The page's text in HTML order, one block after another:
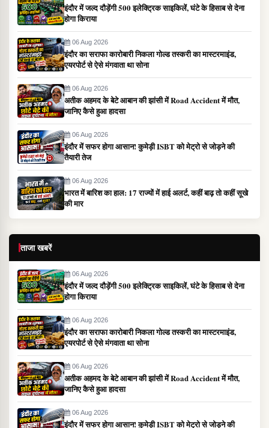
इंदौर में जल्द दौड़ेंगी 500 इलेक्ट्रिक साइकिलें, घंटे के हिसाब से देना
होगा किराया
06 Aug 2026
इंदौर का सराफा कारोबारी निकला गोल्ड तस्करी का मास्टरमाइंड,
एयरपोर्ट से ऐसे मंगवाता था सोना
06 Aug 2026
अतीक अहमद के बेटे आबान की झांसी में Road Accident में मौत,
जानिए कैसे हुआ हादसा
06 Aug 2026
इंदौर में सफर होगा आसान! कुमेड़ी ISBT को मेट्रो से जोड़ने की
तैयारी तेज
06 Aug 2026
भारत में बारिश का हाल: 17 राज्यों में हाई अलर्ट, कहीं बाढ़ तो कहीं सूखे
की मार
ताजा खबरें
06 Aug 2026
इंदौर में जल्द दौड़ेंगी 500 इलेक्ट्रिक साइकिलें, घंटे के हिसाब से देना
होगा किराया
06 Aug 2026
इंदौर का सराफा कारोबारी निकला गोल्ड तस्करी का मास्टरमाइंड,
एयरपोर्ट से ऐसे मंगवाता था सोना
06 Aug 2026
अतीक अहमद के बेटे आबान की झांसी में Road Accident में मौत,
जानिए कैसे हुआ हादसा
06 Aug 2026
इंदौर में सफर होगा आसान! कुमेड़ी ISBT को मेट्रो से जोड़ने की